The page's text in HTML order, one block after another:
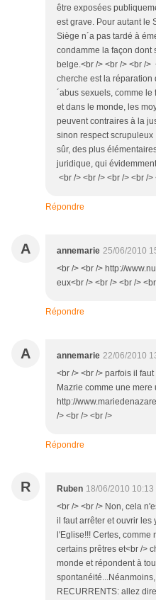
être exposées
est grave. Pour autant le
Siège n´a pas tardé à
condamme la façon dont
belge.<br /> <br /> <br />
cherche est la réparation
´abus sexuels, comme
et dans le monde, les
peuvent contraires à la
sinon respect
sûr, des plus
juridique, qui
<br /> <br /> <br /> <br />
Répondre
A annemarie 25/06/2010
<br /> <br /> http://
eux<br /> <br /> <br />
Répondre
A annemarie 22/06/2010
<br /> <br /> parfois il
Mazrie comme une
http://
/> <br /> <br />
Répondre
R Ruben 18/06/2010 10:13
<br /> <br /> Non, cela
il faut arrêter et ouvrir les
l'Eglise!!! Certes,
certains prêtres et<br />
monde et répondent à
RECURRENTS: allez